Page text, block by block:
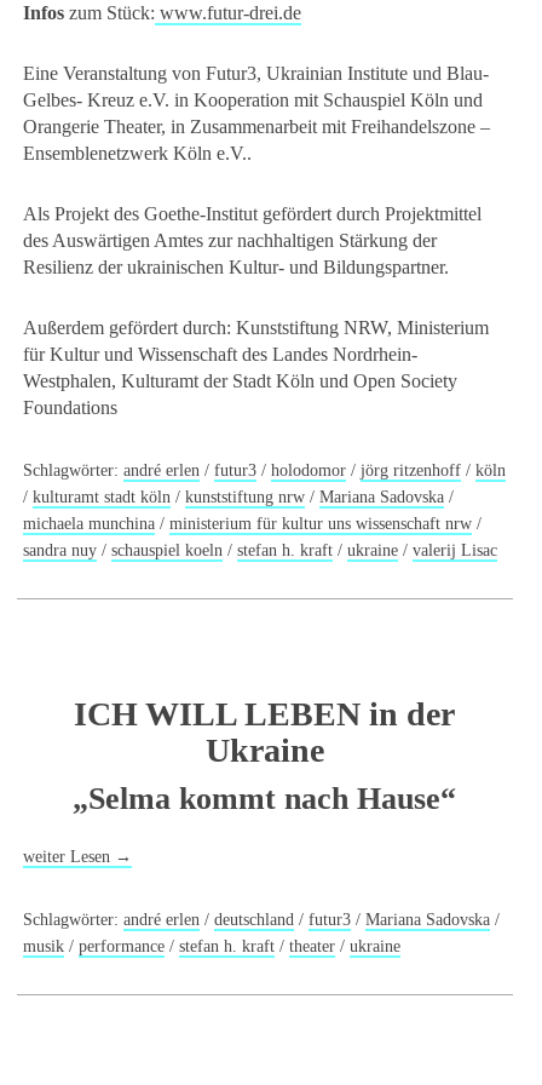
Infoszum Stück: www.futur-drei.de
Eine Veranstaltung von Futur3, Ukrainian Institute und Blau-
Gelbes- Kreuz e.V. in Kooperation mit Schauspiel Köln und
Orangerie Theater, in Zusammenarbeit mit Freihandelszone –
Ensemblenetzwerk Köln e.V..
Als Projekt des Goethe-Institut gefördert durch Projektmittel
des Auswärtigen Amtes zur nachhaltigen Stärkung der
Resilienz der ukrainischen Kultur- und Bildungspartner.
Außerdem gefördert durch: Kunststiftung NRW, Ministerium
für Kultur und Wissenschaft des Landes Nordrhein-
Westphalen, Kulturamt der Stadt Köln und Open Society
Foundations
Schlagwörter:andré erlen /futur3 /holodomor /jörg ritzenhoff /köln
/kulturamt stadt köln /kunststiftung nrw /Mariana Sadovska /
michaela munchina /ministerium für kultur uns wissenschaft nrw /
sandra nuy /schauspiel koeln /stefan h. kraft /ukraine /valerij Lisac
ICH WILL LEBEN in der
Ukraine
„Selma kommt nach Hause“
weiter Lesen →
Schlagwörter:andré erlen /deutschland /futur3 /Mariana Sadovska /
musik /performance /stefan h. kraft /theater /ukraine